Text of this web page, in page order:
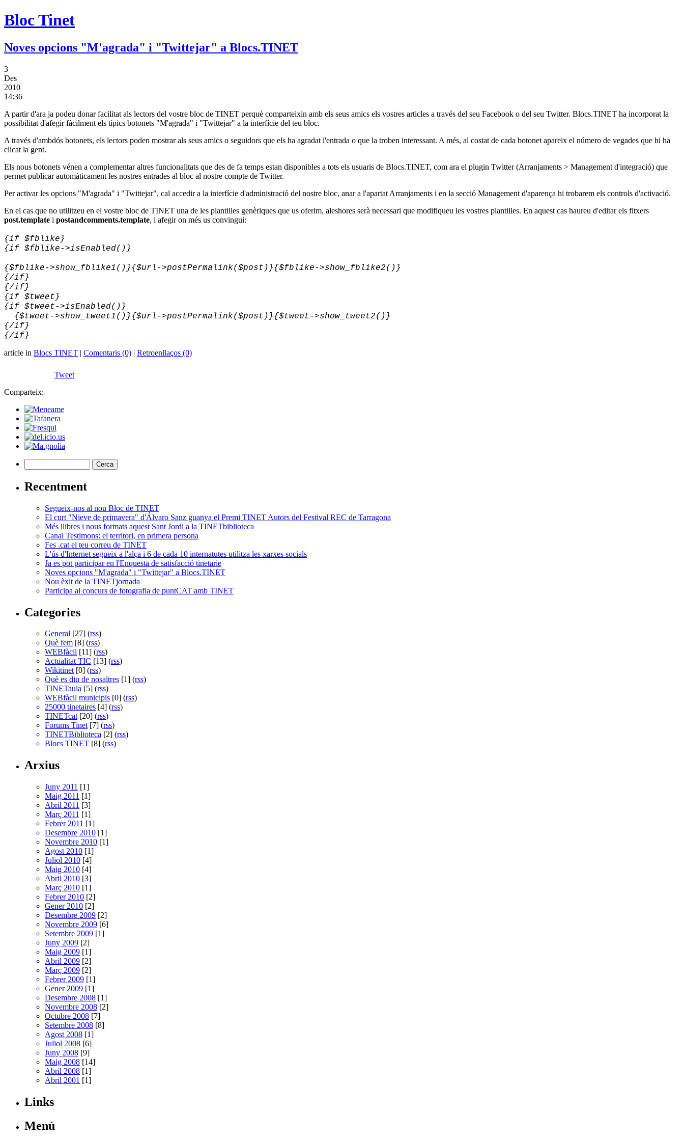
Bloc Tinet
Noves opcions "M'agrada" i "Twittejar" a Blocs.TINET
3
Des
2010
14:36
A partir d'ara ja podeu donar facilitat als lectors del vostre bloc de TINET perquè comparteixin amb els seus amics els vostres articles a través del seu Facebook o del seu Twitter. Blocs.TINET ha incorporat la
possibilitat d'afegir fàcilment els típics botonets "M'agrada" i "Twittejar" a la interfície del teu bloc.
A través d'ambdós botonets, els lectors poden mostrar als seus amics o seguidors que els ha agradat l'entrada o que la troben interessant. A més, al costat de cada botonet apareix el número de vegades que hi ha
clicat la gent.
Els nous botonets vénen a complementar altres funcionalitats que des de fa temps estan disponibles a tots els usuaris de Blocs.TINET, com ara el plugin Twitter (Arranjaments > Management d'integració) que
permet publicar automàticament les nostres entrades al bloc al nostre compte de Twitter.
Per activar les opcions "M'agrada" i "Twittejar", cal accedir a la interfície d'administració del nostre bloc, anar a l'apartat Arranjaments i en la secció Management d'aparença hi trobarem els controls d'activació.
En el cas que no utilitzeu en el vostre bloc de TINET una de les plantilles genèriques que us oferim, aleshores serà necessari que modifiqueu les vostres plantilles. En aquest cas haureu d'editar els fitxers
post.template i postandcomments.template, i afegir on més us convingui:
{if $fblike}
{if $fblike->isEnabled()}
{$fblike->show_fblike1()}{$url->postPermalink($post)}{$fblike->show_fblike2()}
{/if}
{/if}
{if $tweet}
{if $tweet->isEnabled()}
{$tweet->show_tweet1()}{$url->postPermalink($post)}{$tweet->show_tweet2()}
{/if}
{/if}
article in Blocs TINET | Comentaris (0) | Retroenllaços (0)
Tweet
Comparteix:
Recentment
Segueix-nos al nou Bloc de TINET
El curt "Nieve de primavera" d'Álvaro Sanz guanya el Premi TINET Autors del Festival REC de Tarragona
Més llibres i nous formats aquest Sant Jordi a la TINETbiblioteca
Canal Testimons: el territori, en primera persona
Fes .cat el teu correu de TINET
L'ús d'Internet segueix a l'alça i 6 de cada 10 internatutes utilitza les xarxes socials
Ja es pot participar en l'Enquesta de satisfacció tinetarie
Noves opcions "M'agrada" i "Twittejar" a Blocs.TINET
Nou èxit de la TINETjornada
Participa al concurs de fotografia de puntCAT amb TINET
Categories
General [27] (rss)
Què fem [8] (rss)
WEBfàcil [11] (rss)
Actualitat TIC [13] (rss)
Wikitinet[0] (rss)
Què es diu de nosaltres [1] (rss)
TINETaula [5] (rss)
WEBfàcil municipis [0] (rss)
25000 tinetaires [4] (rss)
TINETcat[20] (rss)
Forums Tinet[7] (rss)
TINETBiblioteca [2] (rss)
Blocs TINET [8] (rss)
Arxius
Juny 2011 [1]
Maig 2011 [1]
Abril 2011 [3]
Març 2011 [1]
Febrer 2011 [1]
Desembre 2010 [1]
Novembre 2010 [1]
Agost 2010 [1]
Juliol 2010 [4]
Maig 2010 [4]
Abril 2010 [3]
Març 2010 [1]
Febrer 2010 [2]
Gener 2010 [2]
Desembre 2009 [2]
Novembre 2009 [6]
Setembre 2009 [1]
Juny 2009 [2]
Maig 2009 [1]
Abril 2009 [2]
Març 2009 [2]
Febrer 2009 [1]
Gener 2009 [1]
Desembre 2008 [1]
Novembre 2008 [2]
Octubre 2008 [7]
Setembre 2008 [8]
Agost 2008 [1]
Juliol 2008 [6]
Juny 2008 [9]
Maig 2008 [14]
Abril 2008 [1]
Abril 2001 [1]
Links
Menú